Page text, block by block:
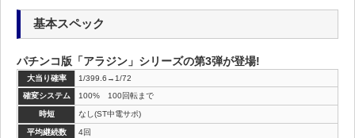
基本スペック
パチンコ版「アラジン」シリーズの第3弾が登場!
大当り確率
1/399.6→1/72
確変システム
100% 100回転まで
時短 なし(ST中電サポ)
平均継続数 4回